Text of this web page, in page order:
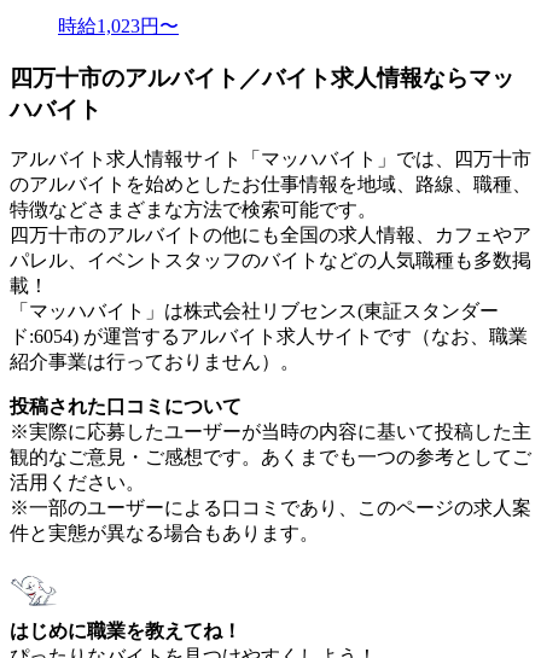
時給1,023円〜
四万十市のアルバイト／バイト求人情報ならマッ
ハバイト
アルバイト求人情報サイト「マッハバイト」では、四万十市
のアルバイトを始めとしたお仕事情報を地域、路線、職種、
特徴などさまざまな方法で検索可能です。
四万十市のアルバイトの他にも全国の求人情報、カフェやア
パレル、イベントスタッフのバイトなどの人気職種も多数掲
載！
「マッハバイト」は株式会社リブセンス(東証スタンダー
ド:6054) が運営するアルバイト求人サイトです（なお、職業
紹介事業は行っておりません）。
投稿された口コミについて
※実際に応募したユーザーが当時の内容に基いて投稿した主
観的なご意見・ご感想です。あくまでも一つの参考としてご
活用ください。
※一部のユーザーによる口コミであり、このページの求人案
件と実態が異なる場合もあります。
はじめに職業を教えてね！